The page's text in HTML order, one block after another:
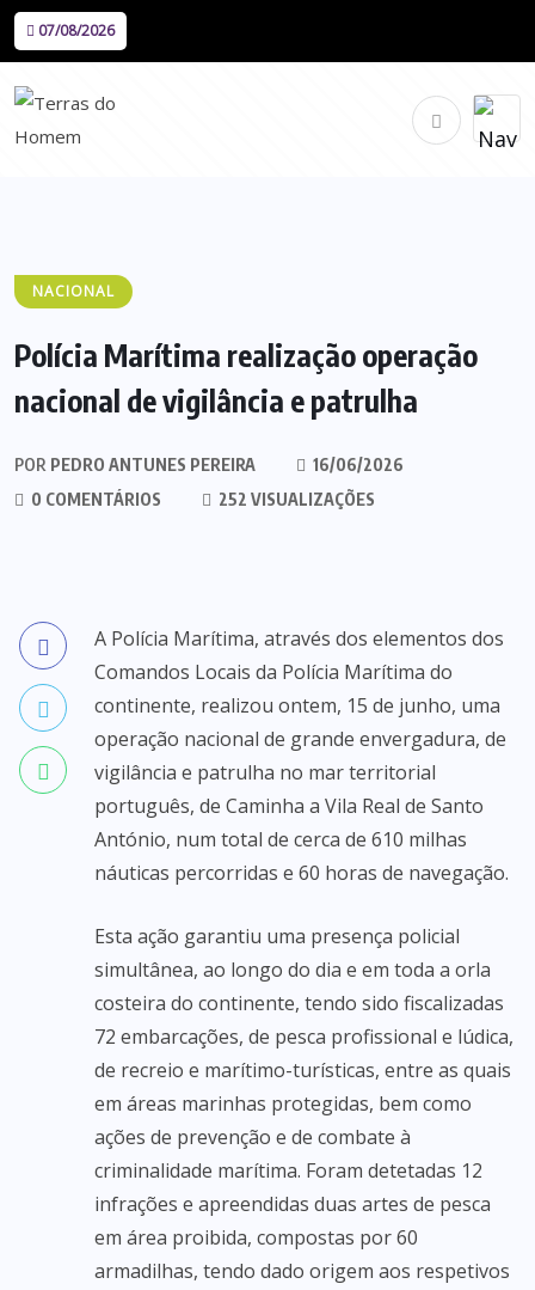
07/08/2026
NACIONAL
Polícia Marítima realização operação
nacional de vigilância e patrulha
POR PEDRO ANTUNES PEREIRA
16/06/2026
0 COMENTÁRIOS
252 VISUALIZAÇÕES
A Polícia Marítima, através dos elementos dos
Comandos Locais da Polícia Marítima do
continente, realizou ontem, 15 de junho, uma
operação nacional de grande envergadura, de
vigilância e patrulha no mar territorial
português, de Caminha a Vila Real de Santo
António, num total de cerca de 610 milhas
náuticas percorridas e 60 horas de navegação.
Esta ação garantiu uma presença policial
simultânea, ao longo do dia e em toda a orla
costeira do continente, tendo sido fiscalizadas
72 embarcações, de pesca profissional e lúdica,
de recreio e marítimo-turísticas, entre as quais
em áreas marinhas protegidas, bem como
ações de prevenção e de combate à
criminalidade marítima. Foram detetadas 12
infrações e apreendidas duas artes de pesca
em área proibida, compostas por 60
armadilhas, tendo dado origem aos respetivos